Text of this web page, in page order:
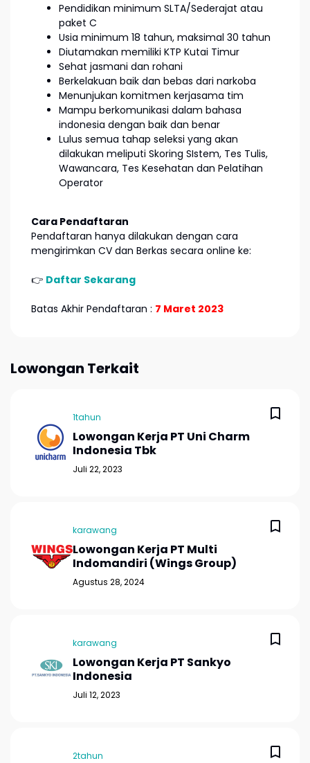
Pendidikan minimum SLTA/Sederajat atau
paket C
Usia minimum 18 tahun, maksimal 30 tahun
Diutamakan memiliki KTP Kutai Timur
Sehat jasmani dan rohani
Berkelakuan baik dan bebas dari narkoba
Menunjukan komitmen kerjasama tim
Mampu berkomunikasi dalam bahasa
indonesia dengan baik dan benar
Lulus semua tahap seleksi yang akan
dilakukan meliputi Skoring SIstem, Tes Tulis,
Wawancara, Tes Kesehatan dan Pelatihan
Operator
Cara Pendaftaran
Pendaftaran hanya dilakukan dengan cara
mengirimkan CV dan Berkas secara online ke:
👉 Daftar Sekarang
Batas Akhir Pendaftaran : 7 Maret 2023
Lowongan Terkait
1tahun
Lowongan Kerja PT Uni Charm
Indonesia Tbk
Juli 22, 2023
karawang
Lowongan Kerja PT Multi
Indomandiri (Wings Group)
Agustus 28, 2024
karawang
Lowongan Kerja PT Sankyo
Indonesia
Juli 12, 2023
2tahun